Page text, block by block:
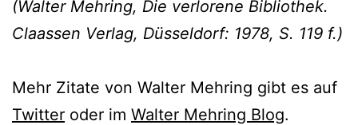
(Walter Mehring, Die verlorene Bibliothek.
Claassen Verlag, Düsseldorf: 1978, S. 119 f.)
Mehr Zitate von Walter Mehring gibt es auf
Twitter oder im Walter Mehring Blog.